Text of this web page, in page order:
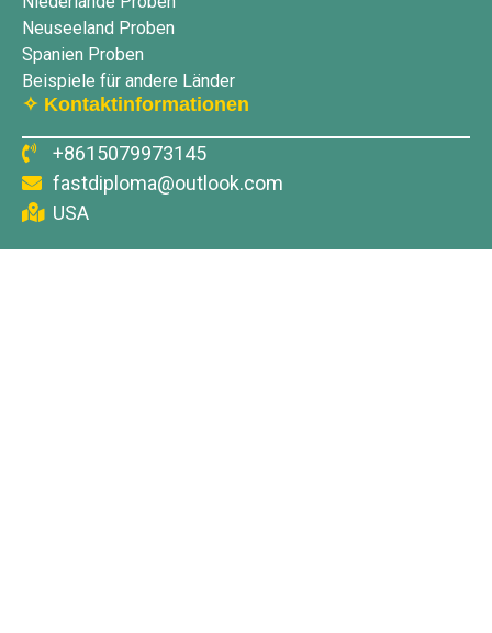
Neuseeland Proben
Spanien Proben
Beispiele für andere Länder
✧ Kontaktinformationen
+8615079973145
fastdiploma@outlook.com
USA